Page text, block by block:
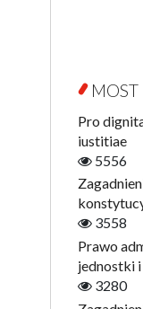
Other
Open
Series
Film!
Finance
MOST
Pro
iustitiae
5556
3558
Prawo
jednostki
3280